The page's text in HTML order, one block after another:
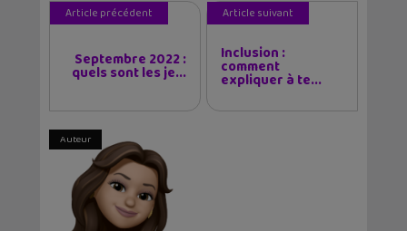
Article précédent
Septembre 2022 :
quels sont les je...
Article suivant
Inclusion :
comment
expliquer à te...
Auteur